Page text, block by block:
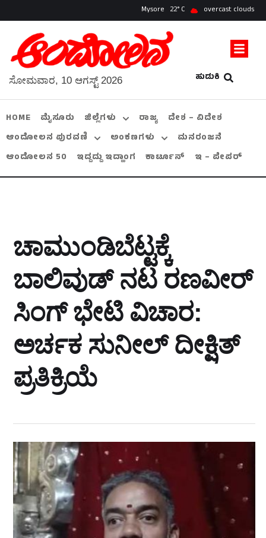
Mysore 22 overcast clouds
ಹುಡುಕಿ
ಸೋಮವಾರ, 10 ಆಗಸ್ಟ್ 2026
HOME ಮೈಸೂರು ಜಿಲ್ಲೆಗಳು ರಾಜ್ಯ
ದೇಶ – ವಿದೇಶ
ಆಂದೋಲನ ಪುರವಣಿ
ಅಂಕಣಗಳು
ಮನರಂಜನೆ
ಆಂದೋಲನ 50
ಇದ್ದದ್ದು ಇದ್ಹಾಂಗ ಕಾರ್ಟೂನ್ ಇ – ಪೇಪರ್
ಚಾಮುಂಡಿಬೆಟ್ಟಕ್ಕೆ
ಬಾಲಿವುಡ್ ನಟ ರಣವೀರ್
ಸಿಂಗ್ ಭೇಟಿ ವಿಚಾರ:
ಅರ್ಚಕ ಸುನೀಲ್ ದೀಕ್ಷಿತ್
ಪ್ರತಿಕ್ರಿಯೆ